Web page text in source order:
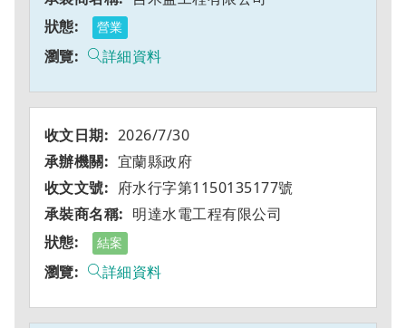
營業
詳細資料
2026/7/30
宜蘭縣政府
府水行字第1150135177號
明達水電工程有限公司
結案
詳細資料